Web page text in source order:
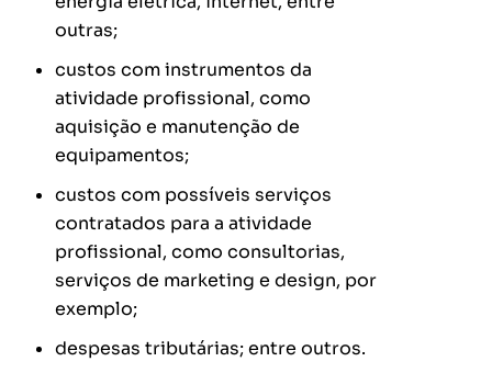
outras;
custos com instrumentos da
atividade profissional, como
aquisição e manutenção de
equipamentos;
custos com possíveis serviços
contratados para a atividade
profissional, como consultorias,
serviços de marketing e design, por
exemplo;
despesas tributárias; entre outros.